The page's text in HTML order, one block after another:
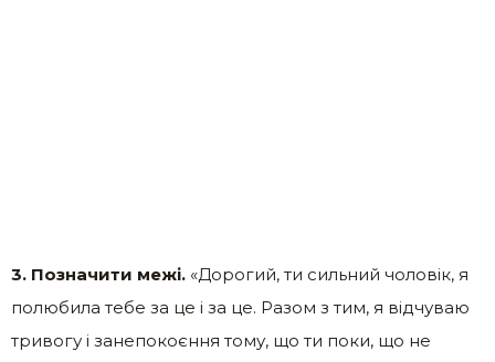
3. Позначити межі. «Дорогий, ти сильний чоловік, я
полюбила тебе за це і за це. Разом з тим, я відчуваю
тривогу і занепокоєння тому, що ти поки, що не